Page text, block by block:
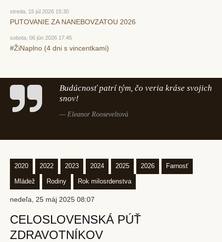
streda, 15 júl 2026 15:30
PUTOVANIE ZA NANEBOVZATOU 2026
sobota, 06 jún 2026 17:45
#ŽiNaplno (4 dni s vincentkami)
Budúcnosť patrí tým, čo veria kráse svojich
snov!
Eleanor Rooseveltová
2020 2022 2023 2024 2025 2026 Farnosť
Mládež Rodiny Rok milosrdenstva
nedeľa, 25 máj 2025 08:07
CELOSLOVENSKÁ PÚŤ
ZDRAVOTNÍKOV